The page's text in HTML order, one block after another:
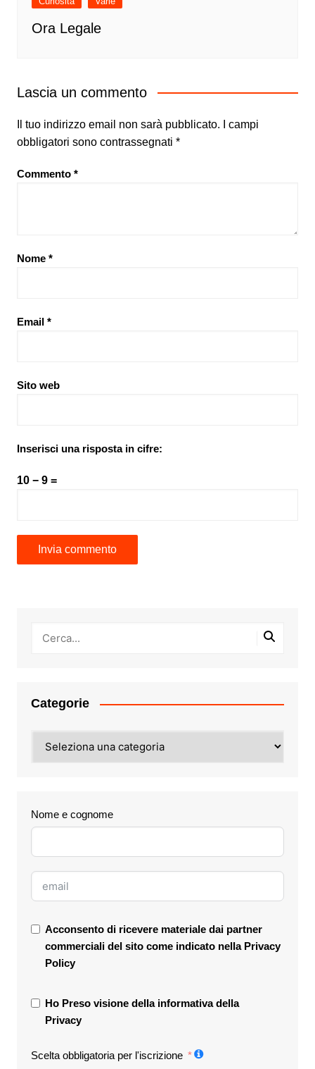
Ora Legale
Lascia un commento
Il tuo indirizzo email non sarà pubblicato.
I campi
obbligatori sono contrassegnati *
Commento *
Nome *
Email *
Sito web
Inserisci una risposta in cifre:
10 − 9 =
Categorie
Nome e cognome
Acconsento di ricevere materiale dai partner
commerciali del sito come indicato nella Privacy
Policy
Ho Preso visione della informativa della
Privacy
Scelta obbligatoria per l'iscrizione